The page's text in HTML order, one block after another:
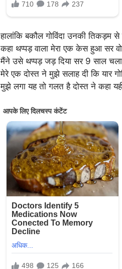
हालांकि बकौल गोविंदा उनकी तिकड़म
कहा थप्पड़ वाला मेरा एक केस हुआ सर
मैंने उसे थप्पड़ जड़ दिया सर 9 साल
मेरे एक दोस्त ने मुझे सलाह दी कि यार
मुझे लगा यह तो गलत है दोस्त ने कहा